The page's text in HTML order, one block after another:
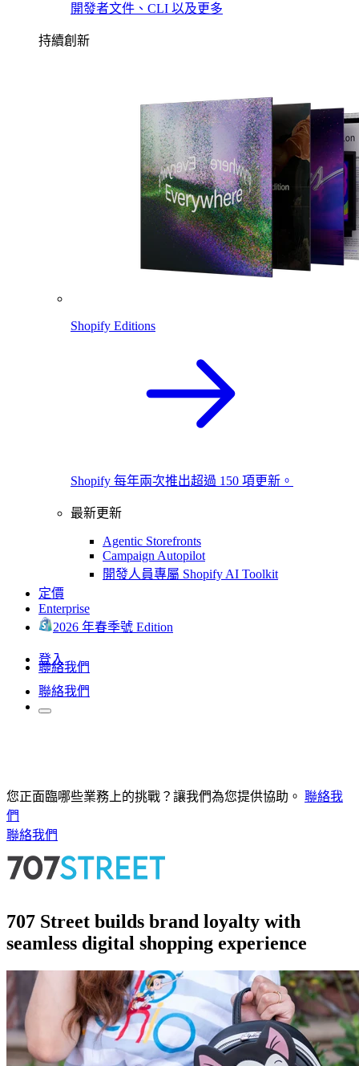
開發者文件、CLI 以及更多
持續創新
Shopify Editions
Shopify 每年兩次推出超過 150 項更新。
最新更新
Agentic Storefronts
Campaign Autopilot
開發人員專屬 Shopify AI Toolkit
定價
Enterprise
2026 年春季號 Edition
登入
聯絡我們
聯絡我們
您正面臨哪些業務上的挑戰？讓我們為您提供協助。 聯絡我
們
聯絡我們
707 Street builds brand loyalty with
seamless digital shopping experience